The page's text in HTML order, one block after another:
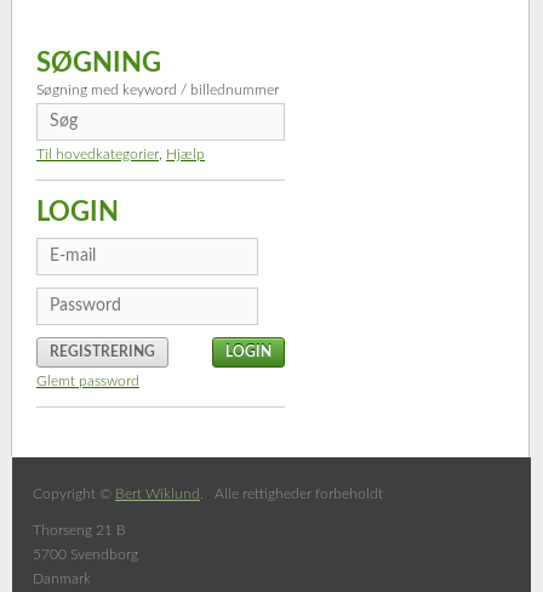
SØGNING
Søgning med keyword / billednummer
Til hovedkategorier Hjælp
LOGIN
REGISTRERING
Glemt password
Copyright © Bert Wiklund . Alle rettigheder forbeholdt
Thorseng 21 B
5700 Svendborg
Danmark